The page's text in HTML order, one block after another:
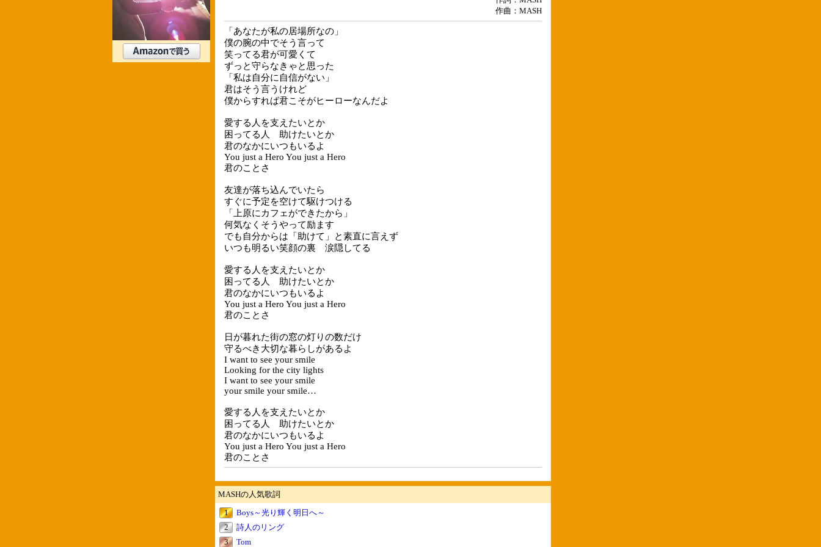
作曲：MASH
「あなたが私の居場所なの」
僕の腕の中でそう言って
笑ってる君が可愛くて
ずっと守らなきゃと思った
「私は自分に自信がない」
君はそう言うけれど
僕からすれば君こそがヒーローなんだよ
愛する人を支えたいとか
困ってる人 助けたいとか
君のなかにいつもいるよ
You just a Hero You just a Hero
君のことさ
友達が落ち込んでいたら
すぐに予定を空けて駆けつける
「上原にカフェができたから」
何気なくそうやって励ます
でも自分からは「助けて」と素直に言えず
いつも明るい笑顔の裏 涙隠してる
愛する人を支えたいとか
困ってる人 助けたいとか
君のなかにいつもいるよ
You just a Hero You just a Hero
君のことさ
日が暮れた街の窓の灯りの数だけ
守るべき大切な暮らしがあるよ
I want to see your smile
Looking for the city lights
I want to see your smile
your smile your smile…
愛する人を支えたいとか
困ってる人 助けたいとか
君のなかにいつもいるよ
You just a Hero You just a Hero
君のことさ
MASHの人気歌詞
1
Boys～光り輝く明日へ～
2
詩人のリング
3
Tom